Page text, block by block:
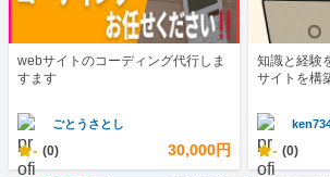
webサイトのコーディング代行しま
すます
ごとうさとし
- (0) 30,000円
知識と経験
サイトを構
- (0)